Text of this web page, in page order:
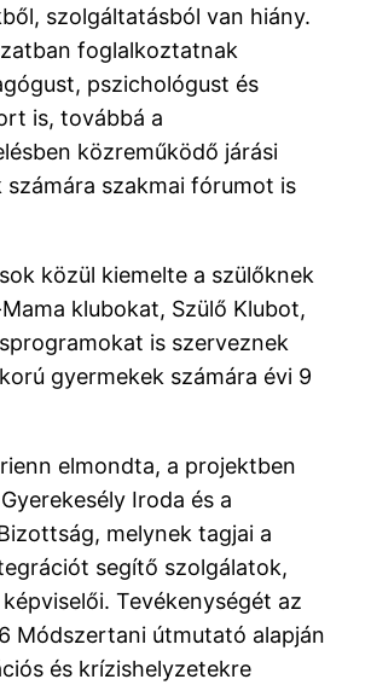
szolgáltatásból van hiány.
foglalkoztatnak
pszichológust és
is, továbbá a
közreműködő járási
számára szakmai fórumot is
közül kiemelte a szülőknek
klubokat, Szülő Klubot,
is szerveznek
gyermekek számára évi 9
elmondta, a projektben
Iroda és a
melynek tagjai a
segítő szolgálatok,
Tevékenységét az
Módszertani útmutató alapján
és krízishelyzetekre